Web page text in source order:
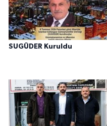
SUGÜDER Kuruldu